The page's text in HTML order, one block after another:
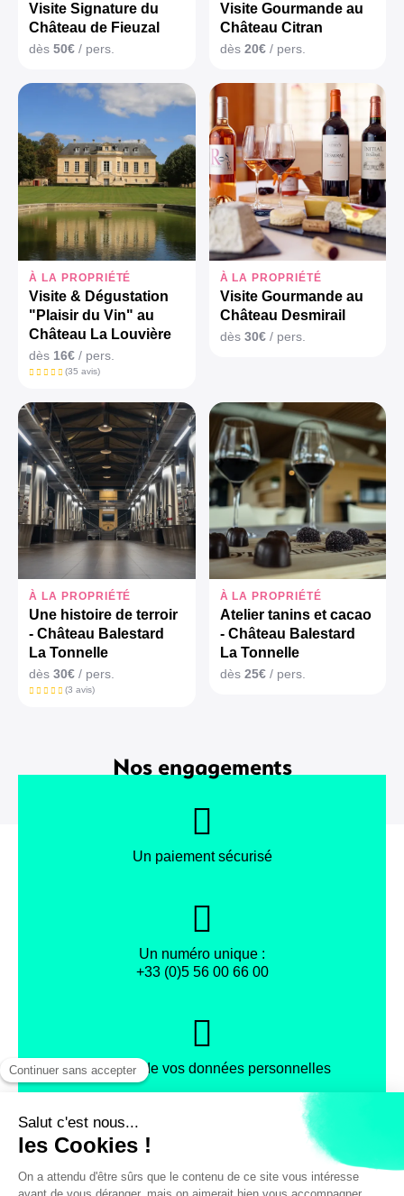
Visite Signature du
Château de Fieuzal
dès 50€ / pers.
Visite Gourmande au
Château Citran
dès 20€/ pers.
À LA PROPRIÉTÉ
Visite & Dégustation
"Plaisir du Vin" au
Château La Louvière
dès 16€ / pers.
(35 avis)
À LA PROPRIÉTÉ
Visite Gourmande au
Château Desmirail
dès 30€/ pers.
À LA PROPRIÉTÉ
Une histoire de terroir
- Château Balestard
La Tonnelle
dès 30€ / pers.
(3 avis)
À LA PROPRIÉTÉ
Atelier tanins et cacao
- Château Balestard
La Tonnelle
dès 25€/ pers.
Nos engagements
Un paiement sécurisé
Un numéro unique :
+33 (0)5 56 00 66 00
Protection de vos données personnelles